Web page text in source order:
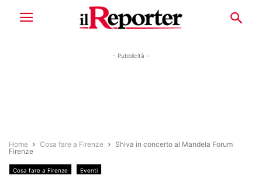
- Pubblicità -
Home Cosa fare a Firenze
Shiva in concerto al Mandela Forum
Firenze
Cosa fare a Firenze Eventi